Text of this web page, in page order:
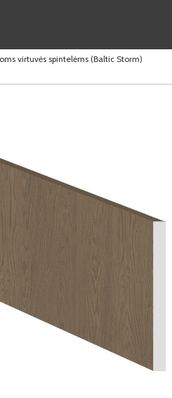
virtuvės spintelėms (Baltic Storm)